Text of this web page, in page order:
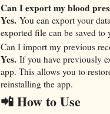
Can I export my blood
Yes. You can export your
exported file can be saved
Can I import my previous
Yes. If you have previously
app. This allows you to
reinstalling the app.
📲 How to Use